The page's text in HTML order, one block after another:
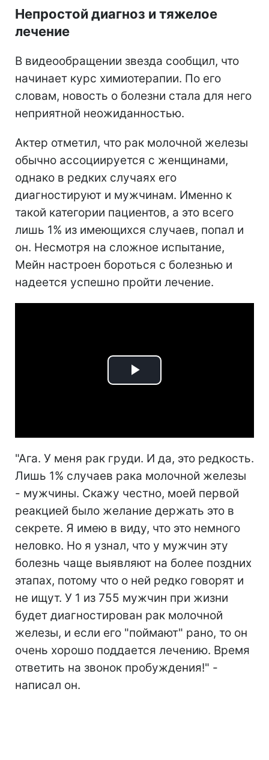
Непростой диагноз и тяжелое
лечение
В видеообращении звезда сообщил, что
начинает курс химиотерапии. По его
словам, новость о болезни стала для него
неприятной неожиданностью.
Актер отметил, что рак молочной железы
обычно ассоциируется с женщинами,
однако в редких случаях его
диагностируют и мужчинам. Именно к
такой категории пациентов, а это всего
лишь 1% из имеющихся случаев, попал и
он. Несмотря на сложное испытание,
Мейн настроен бороться с болезнью и
надеется успешно пройти лечение.
Play
"Ага. У меня рак груди. И да, это редкость.
Лишь 1% случаев рака молочной железы
- мужчины. Скажу честно, моей первой
реакцией было желание держать это в
секрете. Я имею в виду, что это немного
неловко. Но я узнал, что у мужчин эту
болезнь чаще выявляют на более поздних
этапах, потому что о ней редко говорят и
не ищут. У 1 из 755 мужчин при жизни
будет диагностирован рак молочной
железы, и если его "поймают" рано, то он
очень хорошо поддается лечению. Время
ответить на звонок пробуждения!" -
написал он.